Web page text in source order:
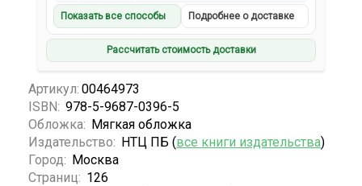
Показать все способы Подробнее о доставке
Рассчитать стоимость доставки
Артикул: 00464973
ISBN: 978-5-9687-0396-5
Обложка: Мягкая обложка
Издательство: НТЦ ПБ (все книги издательства)
Город: Москва
Страниц: 126